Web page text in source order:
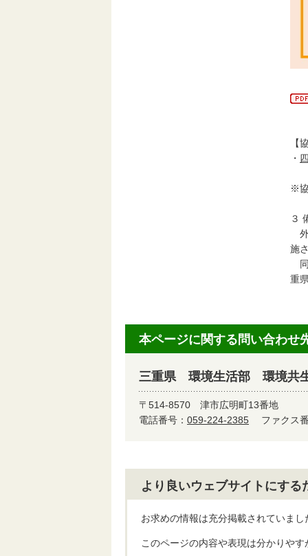
【
・
※
３
外
施
同
重
本ページに関する問い合わせ
三重県 環境生活部 環境共
〒514-8570 津市広明町13番地
電話番号： 059-224-2385 ファクス
より良いウェブサイトにす
お求めの情報は充分掲載されていまし
このページの内容や表現は分かりや